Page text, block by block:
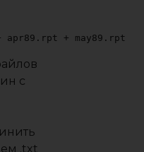
apr89.rpt + may89.rpt
с
.txt